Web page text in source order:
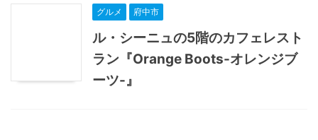
グルメ 府中市
ル・シーニュの5階のカフェレスト
ラン『Orange Boots-オレンジブ
ーツ-』